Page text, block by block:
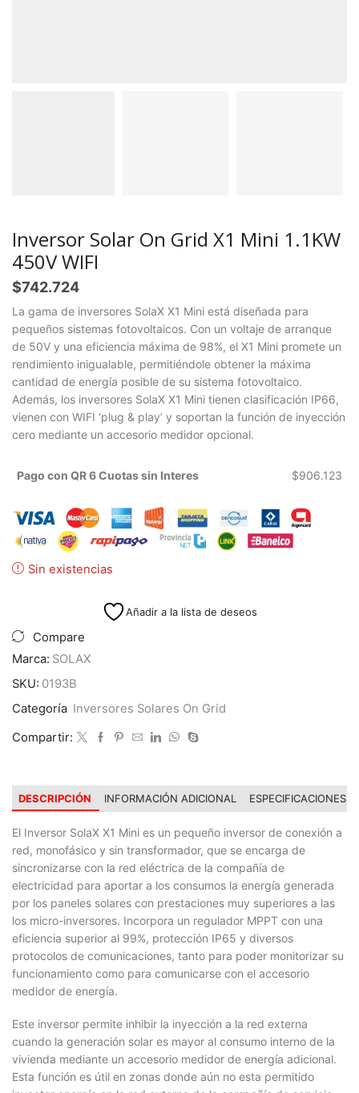
Inversor Solar On Grid X1 Mini 1.1KW
450V WIFI
$742.724
La gama de inversores SolaX X1 Mini está diseñada para
pequeños sistemas fotovoltaicos. Con un voltaje de arranque
de 50V y una eficiencia máxima de 98%, el X1 Mini promete un
rendimiento inigualable, permitiéndole obtener la máxima
cantidad de energía posible de su sistema fotovoltaico.
Además, los inversores SolaX X1 Mini tienen clasificación IP66,
vienen con WIFI ‘plug & play’ y soportan la función de inyección
cero mediante un accesorio medidor opcional.
Pago con QR 6 Cuotas sin Interes $906.123
Sin existencias
Añadir a la lista de deseos
Compare
Marca: SOLAX
SKU: 0193B
Categoría
Inversores Solares On Grid
Compartir:
DESCRIPCIÓN INFORMACIÓN ADICIONAL ESPECIFICACIONES
El Inversor SolaX X1 Mini es un pequeño inversor de conexión a
red, monofásico y sin transformador, que se encarga de
sincronizarse con la red eléctrica de la compañía de
electricidad para aportar a los consumos la energía generada
por los paneles solares con prestaciones muy superiores a las
los micro-inversores. Incorpora un regulador MPPT con una
eficiencia superior al 99%, protección IP65 y diversos
protocolos de comunicaciones, tanto para poder monitorizar su
funcionamiento como para comunicarse con el accesorio
medidor de energía.
Este inversor permite inhibir la inyección a la red externa
cuando la generación solar es mayor al consumo interno de la
vivienda mediante un accesorio medidor de energía adicional.
Esta función es útil en zonas donde aún no esta permitido